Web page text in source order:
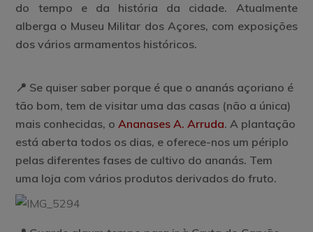
do tempo e da história da cidade. Atualmente
alberga o Museu Militar dos Açores, com exposições
dos vários armamentos históricos.
📍 Se quiser saber porque é que o ananás açoriano é
tão bom, tem de visitar uma das casas (não a única)
mais conhecidas, oAnanases A. Arruda.A plantação
está aberta todos os dias, e oferece-nos um périplo
pelas diferentes fases de cultivo do ananás. Tem
uma loja com vários produtos derivados do fruto.